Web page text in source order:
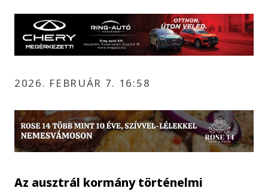
2026. FEBRUÁR 7. 16:58
Az ausztrál kormány történelmi